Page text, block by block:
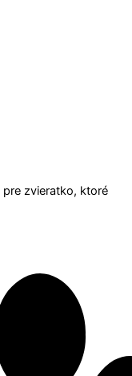
zvieratko, ktoré